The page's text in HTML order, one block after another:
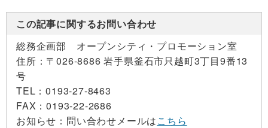
この記事に関するお問い合わせ
総務企画部 オープンシティ・プロモーション室
住所： 〒026-8686 岩手県釜石市只越町3丁目9番13
号
TEL：0193-27-8463
FAX：0193-22-2686
お知らせ： 問い合わせメールはこちら